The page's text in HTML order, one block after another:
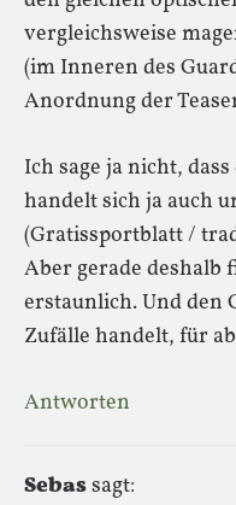
vergleichsweise
(im Inneren des
Anordnung der
Ich sage ja nicht,
handelt sich ja auch
(Gratissportblatt /
Aber gerade deshalb
erstaunlich. Und den
Zufälle handelt, für
Antworten
Sebassagt: